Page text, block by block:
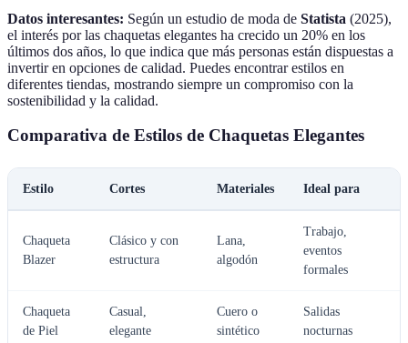
Datos interesantes: Según un estudio de moda de Statista (2025),
el interés por las chaquetas elegantes ha crecido un 20% en los
últimos dos años, lo que indica que más personas están dispuestas a
invertir en opciones de calidad. Puedes encontrar estilos en
diferentes tiendas, mostrando siempre un compromiso con la
sostenibilidad y la calidad.
Comparativa de Estilos de Chaquetas Elegantes
Estilo Cortes Materiales Ideal para
Chaqueta
Blazer
Clásico y con
estructura
Lana,
algodón
Trabajo,
eventos
formales
Chaqueta
de Piel
Casual,
elegante
Cuero o
sintético
Salidas
nocturnas